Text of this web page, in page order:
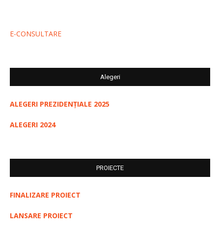
E-CONSULTARE
Alegeri
ALEGERI PREZIDENȚIALE 2025
ALEGERI 2024
PROIECTE
FINALIZARE PROIECT
LANSARE PROIECT